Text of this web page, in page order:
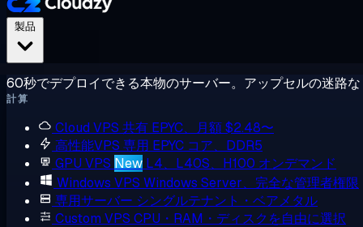
60秒でデプロイできる本物のサーバー。アップセルの迷路
計算
Cloud VPS 共有 EPYC、月額 $2.48〜
高性能VPS 専用 EPYC コア、DDR5
GPU VPS New L4、L40S、H100 オンデマンド
Windows VPS Windows Server、完全な管理者権限
専用サーバー シングルテナント・ベアメタル
Custom VPS CPU・RAM・ディスクを自由に選択